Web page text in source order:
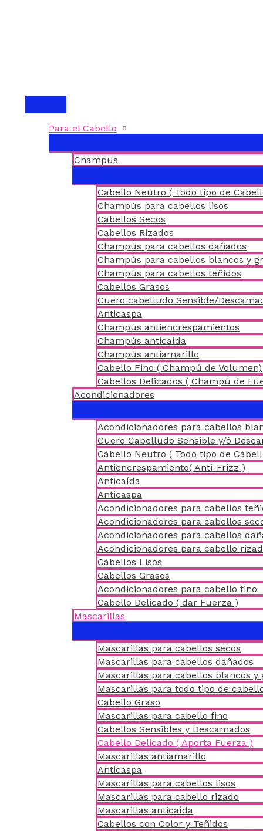
PRINCIPAL
Para el Cabello
Champús
Cabello Neutro ( Todo tipo de
Champús para cabellos lisos
Cabellos Secos
Cabellos Rizados
Champús para cabellos dañados
Champús para cabellos blancos y
Champús para cabellos teñidos
Cabellos Grasos
Cuero cabelludo Sensible/
Anticaspa
Champús antiencrespamientos
Champús anticaída
Champús antiamarillo
Cabello Fino ( Champú de Volumen)
Cabellos Delicados ( Champú de
Acondicionadores
Acondicionadores para cabellos
Cuero Cabelludo Sensible y/ó
Cabello Neutro ( Todo tipo de
Antiencrespamiento( Anti-Frizz )
Anticaída
Anticaspa
Acondicionadores para cabellos
Acondicionadores para cabellos
Acondicionadores para cabellos
Acondicionadores para cabello
Cabellos Lisos
Cabellos Grasos
Acondicionadores para cabello fino
Cabello Delicado ( dar Fuerza )
Mascarillas
Mascarillas para cabellos secos
Mascarillas para cabellos dañados
Mascarillas para cabellos blancos y
Mascarillas para todo tipo de
Cabello Graso
Mascarillas para cabello fino
Cabellos Sensibles y Descamados
Cabello Delicado ( Aporta Fuerza )
Mascarillas antiamarillo
Anticaspa
Mascarillas para cabellos lisos
Mascarillas para cabello rizado
Mascarillas anticaída
Cabellos con Color y Teñidos